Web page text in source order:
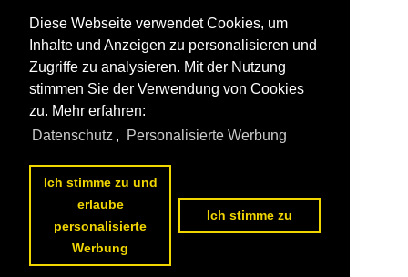
Diese Webseite verwendet Cookies, um
Inhalte und Anzeigen zu personalisieren und
Zugriffe zu analysieren. Mit der Nutzung
stimmen Sie der Verwendung von Cookies
zu. Mehr erfahren:
Datenschutz , Personalisierte Werbung
Ich stimme zu und
erlaube
personalisierte
Werbung
Ich stimme zu